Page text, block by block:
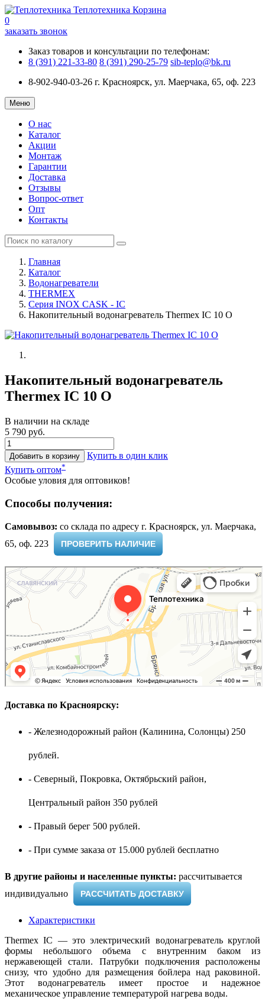
Теплотехника Корзина
0
заказать звонок
Заказ товаров и консультации по телефонам:
8 (391) 221-33-80 8 (391) 290-25-79 sib-teplo@bk.ru
8-902-940-03-26 г. Красноярск, ул. Маерчака, 65, оф. 223
Меню
О нас
Каталог
Акции
Монтаж
Гарантии
Доставка
Отзывы
Вопрос-ответ
Опт
Контакты
Главная
Каталог
Водонагреватели
THERMEX
Серия INOX CASK - IC
Накопительный водонагреватель Thermex IC 10 O
Накопительный водонагреватель
Thermex IC 10 O
В наличии на складе
5 790 руб.
Добавить в корзину
Купить в один клик
Купить оптом*
Особые уловия для оптовиков!
Способы получения:
Самовывоз: cо склада по адресу г. Красноярск, ул. Маерчака,
65, оф. 223 ​
ПРОВЕРИТЬ НАЛИЧИЕ
Доставка по Красноярску:
- Железнодорожный район (Калинина, Солонцы) 250
рублей.
- Северный, Покровка, Октябрьский район,
Центральный район 350 рублей
- Правый берег 500 рублей.
- При сумме заказа от 15.000 рублей бесплатно
В другие районы и населенные пункты: рассчитывается
индивидуально ​
РАССЧИТАТЬ ДОСТАВКУ
Характеристики
Thermex IC — это электрический водонагреватель круглой
формы небольшого объема с внутренним баком из
нержавеющей стали. Патрубки подключения расположены
снизу, что удобно для размещения бойлера над раковиной.
Этот водонагреватель имеет простое и надежное
механическое управление температурой нагрева воды.